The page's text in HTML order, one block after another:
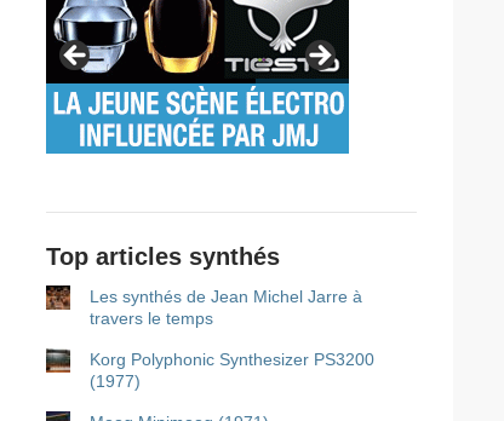
Top articles synthés
Les synthés de Jean Michel Jarre à
travers le temps
Korg Polyphonic Synthesizer PS3200
(1977)